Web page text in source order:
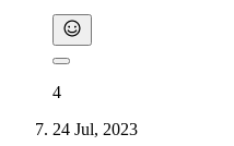
4
24 Jul, 2023